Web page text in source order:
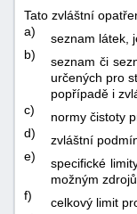
Tato zvláštní
a)
seznam látek,
b)
seznam či
určených pro
popřípadě i
c)
normy čistoty
d)
zvláštní
e)
specifické
možným
f)
celkový limit